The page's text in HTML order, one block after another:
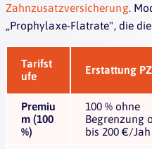
Zahnzusatzversicherung.
„Prophylaxe-Flatrate", die
Tarifst
ufe
Erstattung
Premiu
m (100
%)
100 % ohne
Begrenzung
bis 200 €/